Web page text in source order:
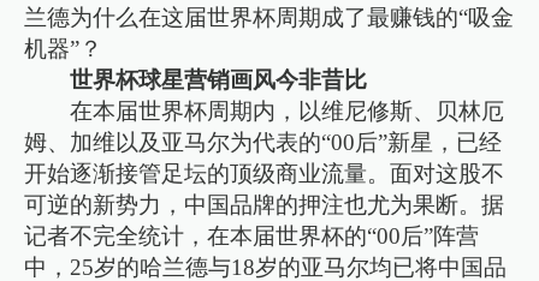
兰德为什么在这届世界杯周期成了最赚钱的“吸金
机器”？
世界杯球星营销画风今非昔比
在本届世界杯周期内，以维尼修斯、贝林厄
姆、加维以及亚马尔为代表的“00后”新星，已经
开始逐渐接管足坛的顶级商业流量。面对这股不
可逆的新势力，中国品牌的押注也尤为果断。据
记者不完全统计，在本届世界杯的“00后”阵营
中，25岁的哈兰德与18岁的亚马尔均已将中国品